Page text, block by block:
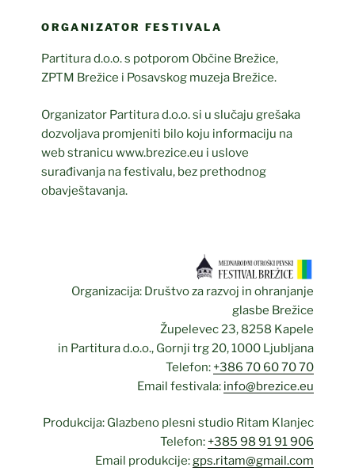
ORGANIZATOR FESTIVALA
Partitura d.o.o. s potporom Občine Brežice,
ZPTM Brežice i Posavskog muzeja Brežice.
Organizator Partitura d.o.o. si u slučaju grešaka
dozvoljava promjeniti bilo koju informaciju na
web stranicu www.brezice.eu i uslove
surađivanja na festivalu, bez prethodnog
obavještavanja.
Organizacija: Društvo za razvoj in ohranjanje
glasbe Brežice
Župelevec 23, 8258 Kapele
in Partitura d.o.o., Gornji trg 20, 1000 Ljubljana
Telefon: +386 70 60 70 70
Email festivala: info@brezice.eu
Produkcija: Glazbeno plesni studio Ritam Klanjec
Telefon: +385 98 91 91 906
Email produkcije:gps.ritam@gmail.com